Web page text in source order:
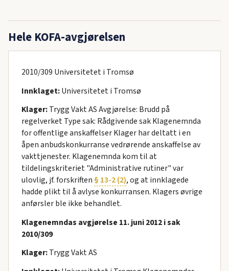
Hele KOFA-avgjørelsen
2010/309 Universitetet i Tromsø
Innklaget:Universitetet i Tromsø
Klager:Trygg Vakt AS Avgjørelse: Brudd på
regelverket Type sak: Rådgivende sak Klagenemnda
for offentlige anskaffelser Klager har deltatt i en
åpen anbudskonkurranse vedrørende anskaffelse av
vakttjenester. Klagenemnda kom til at
tildelingskriteriet "Administrative rutiner" var
ulovlig, jf. forskriften § 13-2 (2), og at innklagede
hadde plikt til å avlyse konkurransen. Klagers øvrige
anførsler ble ikke behandlet.
Klagenemndas avgjørelse 11. juni 2012 i sak
2010/309
Klager:Trygg Vakt AS